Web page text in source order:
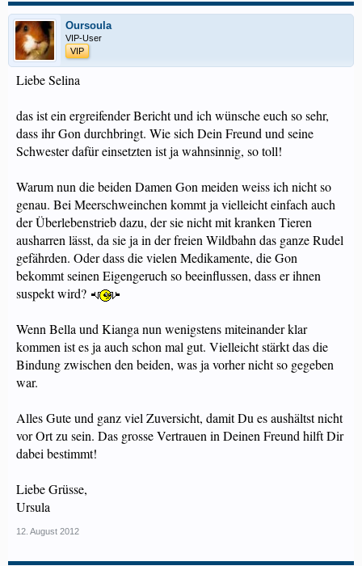
Oursoula
VIP-User
VIP
Liebe Selina
das ist ein ergreifender Bericht und ich wünsche euch so sehr,
dass ihr Gon durchbringt. Wie sich Dein Freund und seine
Schwester dafür einsetzten ist ja wahnsinnig, so toll!
Warum nun die beiden Damen Gon meiden weiss ich nicht so
genau. Bei Meerschweinchen kommt ja vielleicht einfach auch
der Überlebenstrieb dazu, der sie nicht mit kranken Tieren
ausharren lässt, da sie ja in der freien Wildbahn das ganze Rudel
gefährden. Oder dass die vielen Medikamente, die Gon
bekommt seinen Eigengeruch so beeinflussen, dass er ihnen
suspekt wird?
Wenn Bella und Kianga nun wenigstens miteinander klar
kommen ist es ja auch schon mal gut. Vielleicht stärkt das die
Bindung zwischen den beiden, was ja vorher nicht so gegeben
war.
Alles Gute und ganz viel Zuversicht, damit Du es aushältst nicht
vor Ort zu sein. Das grosse Vertrauen in Deinen Freund hilft Dir
dabei bestimmt!
Liebe Grüsse,
Ursula
12. August 2012